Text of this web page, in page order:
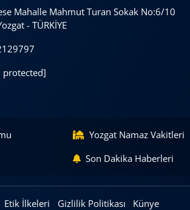
Mahalle Mahmut Turan Sokak No:6/10
- TÜRKİYE
protected]
Yozgat Namaz Vakitleri
Son Dakika Haberleri
Etik İlkeleri Gizlilik Politikası
Künye